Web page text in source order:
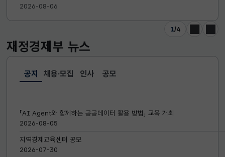
2026-08-06
1/4
이전 다음
재정경제부 뉴스
공지
선택됨
공지
「AI Agent와 함께하는 공공데이터 활용 방법」 교육 개최
2026-08-05
지역경제교육센터 공모
2026-07-30
채용·모집 인사 공모